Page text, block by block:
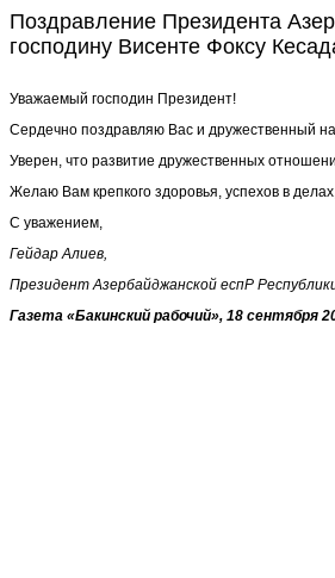
Поздравление Президента
господину Висенте Фоксу
Уважаемый господин Президент!
Сердечно поздравляю Вас и дружественный
Уверен, что развитие дружественных
Желаю Вам крепкого здоровья, успехов в
С уважением,
Гейдар Алиев,
Президент Азербайджанской еспР
Газета «Бакинский рабочий», 18 сентября